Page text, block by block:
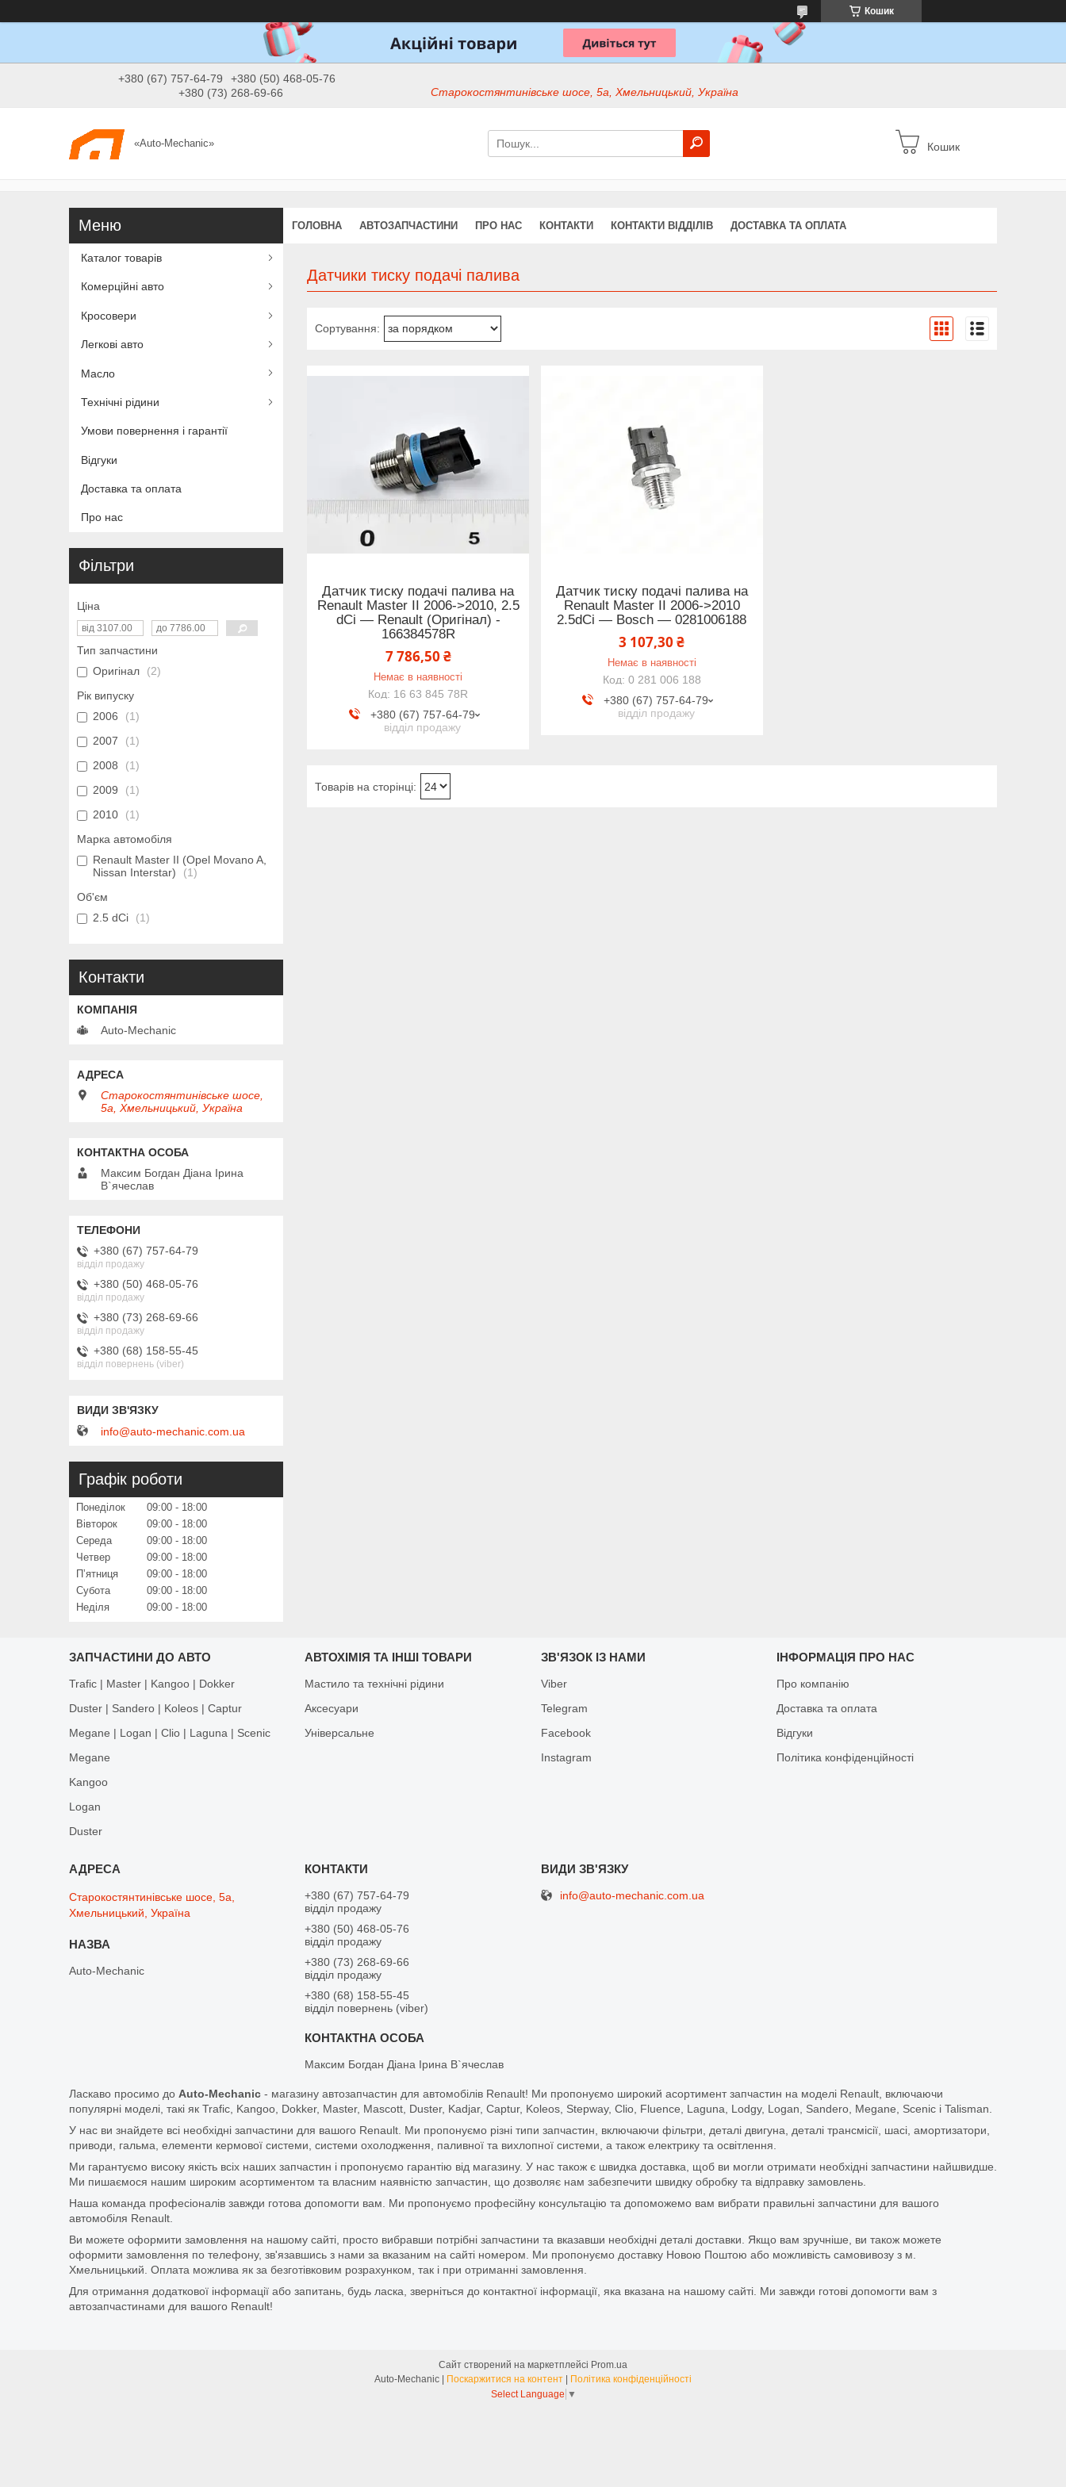
Кошик
+380 (67) 757-64-79
+380 (50) 468-05-76
+380 (73) 268-69-66
Старокостянтинівське шосе, 5а, Хмельницький, Україна
«Auto-Mechanic» Кошик
ГОЛОВНА АВТОЗАПЧАСТИНИ ПРО НАС КОНТАКТИ КОНТАКТИ ВІДДІЛІВ ДОСТАВКА ТА ОПЛАТА
Датчики тиску подачі палива
Датчик тиску подачі палива на
Renault Master II 2006->2010, 2.5
dCi — Renault (Оригінал) -
166384578R
7 786,50 ₴
Немає в наявності
16 63 845 78R
+380 (67) 757-64-79
відділ продажу
Датчик тиску подачі палива на
Renault Master II 2006->2010
2.5dCi — Bosch — 0281006188
3 107,30 ₴
Немає в наявності
0 281 006 188
+380 (67) 757-64-79
відділ продажу
Каталог товарів
Комерційні авто
Кросовери
Легкові авто
Масло
Технічні рідини
Умови повернення і гарантії
Відгуки
Доставка та оплата
Про нас
Фільтри
Ціна
Тип запчастини
Оригінал
2
Рік випуску
2006
1
2007
1
2008
1
2009
1
2010
1
Марка автомобіля
Renault Master II (Opel Movano A,
Nissan Interstar)
1
Об'єм
2.5 dCi
1
Контакти
Auto-Mechanic
Старокостянтинівське шосе,
5а, Хмельницький, Україна
Максим Богдан Діана Ірина
В`ячеслав
+380 (67) 757-64-79
відділ продажу
+380 (50) 468-05-76
відділ продажу
+380 (73) 268-69-66
відділ продажу
+380 (68) 158-55-45
відділ повернень (viber)
info@auto-mechanic.com.ua
Графік роботи
Понеділок 09:00
18:00
Вівторок
09:00
18:00
Середа
09:00
18:00
Четвер
09:00
18:00
Пʼятниця
09:00
18:00
Субота
09:00
18:00
Неділя
09:00 18:00
ЗАПЧАСТИНИ ДО АВТО
Trafic | Master | Kangoo | Dokker
Duster | Sandero | Koleos | Captur
Megane | Logan | Clio | Laguna | Scenic
Megane
Kangoo
Logan
Duster
АВТОХІМІЯ ТА ІНШІ ТОВАРИ
Мастило та технічні рідини
Аксесуари
Універсальне
ЗВ'ЯЗОК ІЗ НАМИ
Viber
Telegram
Facebook
Іnstagram
ІНФОРМАЦІЯ ПРО НАС
Про компанію
Доставка та оплата
Відгуки
Політика конфіденційності
Старокостянтинівське шосе, 5а,
Хмельницький, Україна
Auto-Mechanic
+380 (67) 757-64-79
відділ продажу
+380 (50) 468-05-76
відділ продажу
+380 (73) 268-69-66
відділ продажу
+380 (68) 158-55-45
відділ повернень (viber)
Максим Богдан Діана Ірина В`ячеслав
info@auto-mechanic.com.ua
Ласкаво просимо до Auto-Mechanic - магазину автозапчастин для автомобілів Renault! Ми пропонуємо широкий асортимент запчастин на моделі Renault, включаючи
популярні моделі, такі як Trafic, Kangoo, Dokker, Master, Mascott, Duster, Kadjar, Captur, Koleos, Stepway, Clio, Fluence, Laguna, Lodgy, Logan, Sandero, Megane, Scenic і Talisman.
У нас ви знайдете всі необхідні запчастини для вашого Renault. Ми пропонуємо різні типи запчастин, включаючи фільтри, деталі двигуна, деталі трансмісії, шасі, амортизатори,
приводи, гальма, елементи кермової системи, системи охолодження, паливної та вихлопної системи, а також електрику та освітлення.
Ми гарантуємо високу якість всіх наших запчастин і пропонуємо гарантію від магазину. У нас також є швидка доставка, щоб ви могли отримати необхідні запчастини найшвидше.
Ми пишаємося нашим широким асортиментом та власним наявністю запчастин, що дозволяє нам забезпечити швидку обробку та відправку замовлень.
Наша команда професіоналів завжди готова допомогти вам. Ми пропонуємо професійну консультацію та допоможемо вам вибрати правильні запчастини для вашого
автомобіля Renault.
Ви можете оформити замовлення на нашому сайті, просто вибравши потрібні запчастини та вказавши необхідні деталі доставки. Якщо вам зручніше, ви також можете
оформити замовлення по телефону, зв'язавшись з нами за вказаним на сайті номером. Ми пропонуємо доставку Новою Поштою або можливість самовивозу з м.
Хмельницький. Оплата можлива як за безготівковим розрахунком, так і при отриманні замовлення.
Для отримання додаткової інформації або запитань, будь ласка, зверніться до контактної інформації, яка вказана на нашому сайті. Ми завжди готові допомогти вам з
автозапчастинами для вашого Renault!
Сайт створений на маркетплейсі Prom.ua
Поскаржитися на контент
Політика конфіденційності
Select Language ▼